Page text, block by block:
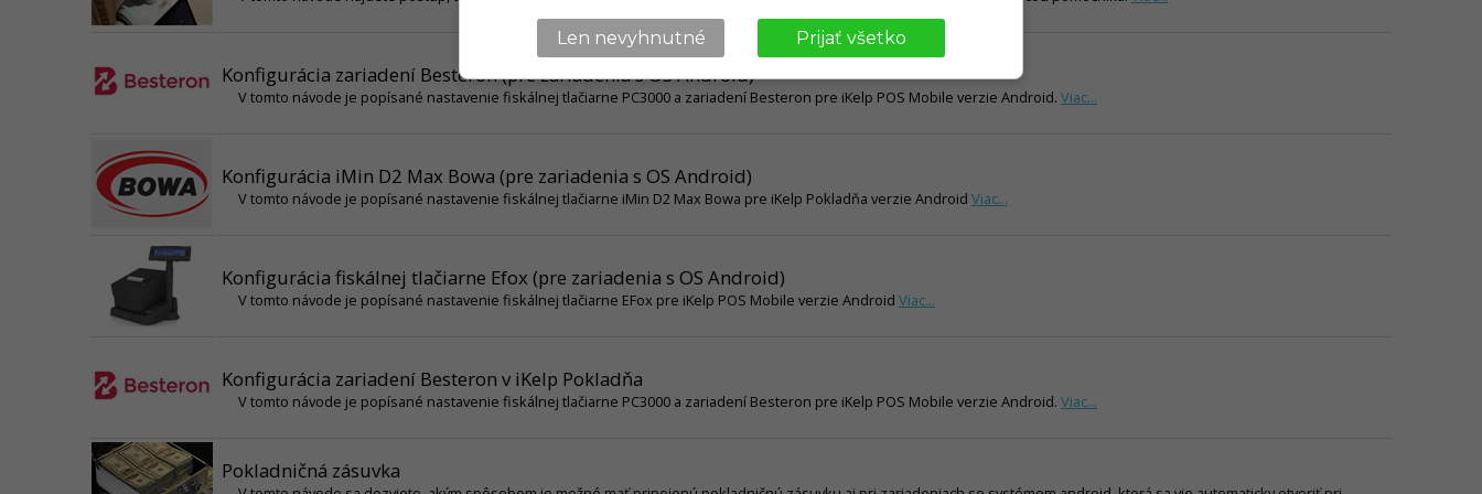
Konfigurácia zariadení Besteron (pre zariadenia s OS Android)
V tomto návode je popísané nastavenie fiskálnej tlačiarne PC3000 a zariadení Besteron pre iKelp POS Mobile verzie Android. Viac...
Konfigurácia iMin D2 Max Bowa (pre zariadenia s OS Android)
V tomto návode je popísané nastavenie fiskálnej tlačiarne iMin D2 Max Bowa pre iKelp Pokladňa verzie Android Viac...
Konfigurácia fiskálnej tlačiarne Efox (pre zariadenia s OS Android)
V tomto návode je popísané nastavenie fiskálnej tlačiarne EFox pre iKelp POS Mobile verzie Android Viac...
Konfigurácia zariadení Besteron v iKelp Pokladňa
V tomto návode je popísané nastavenie fiskálnej tlačiarne PC3000 a zariadení Besteron pre iKelp POS Mobile verzie Android. Viac...
Pokladničná zásuvka
Len nevyhnutné Prijať všetko